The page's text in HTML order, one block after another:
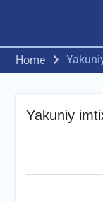
Home
Yakuniy